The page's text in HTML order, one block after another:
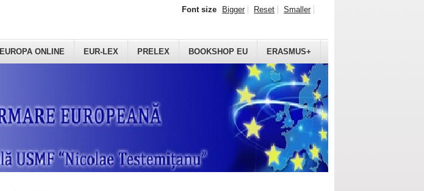
EUROPA ONLINE EUR-LEX PRELEX BOOKSHOP EU ERASMUS+
Font size Bigger Reset Smaller